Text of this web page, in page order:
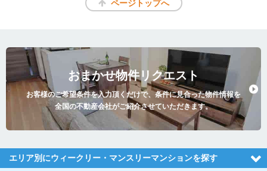
ページトップへ
おまかせ物件リクエスト
お客様のご希望条件を入力頂くだけで、条件に見合った物件情報を
全国の不動産会社がご紹介させていただきます。
エリア別にウィークリー・マンスリーマンションを探す